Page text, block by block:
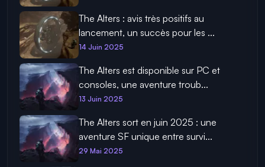
The Alters : avis très positifs au
lancement, un succès pour les ...
14 Juin 2025
The Alters est disponible sur PC et
consoles, une aventure troub...
13 Juin 2025
The Alters sort en juin 2025 : une
aventure SF unique entre survi...
29 Mai 2025